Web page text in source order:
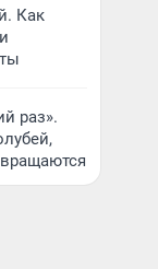
Как
раз».